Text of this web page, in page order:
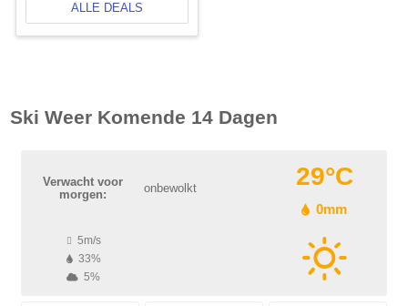
ALLE DEALS
Ski Weer Komende 14 Dagen
Verwacht voor
morgen:
onbewolkt 29°C
0mm
5m/s
33%
5%